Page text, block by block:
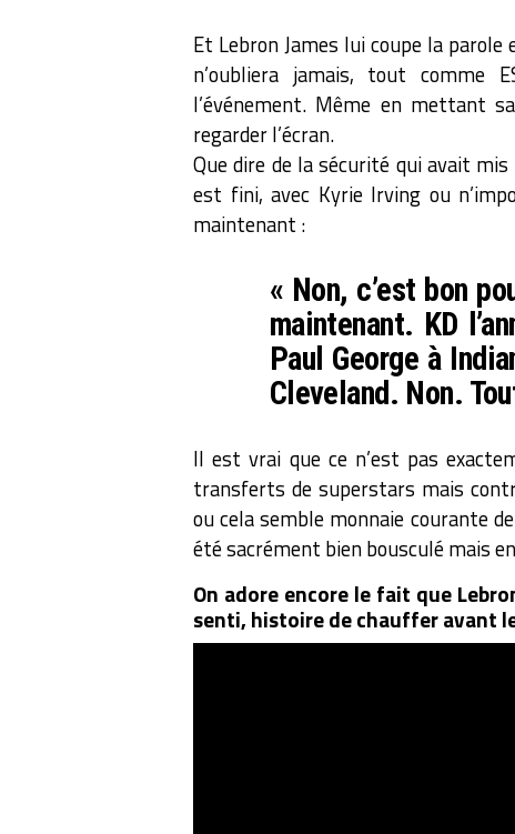
Et Lebron James lui coupe la parole
n’oubliera jamais, tout comme
l’événement. Même en mettant
regarder l’écran.
Que dire de la sécurité qui avait
est fini, avec Kyrie Irving ou
maintenant :
« Non, c’est bon
maintenant. KD
Paul George à
Cleveland. Non.
Il est vrai que ce n’est pas
transferts de superstars mais
ou cela semble monnaie courante
été sacrément bien bousculé mais
On adore encore le fait que
senti, histoire de chauffer avant